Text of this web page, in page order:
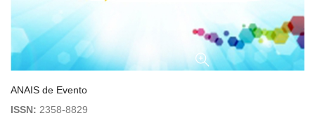
ANAIS de Evento
ISSN: 2358-8829